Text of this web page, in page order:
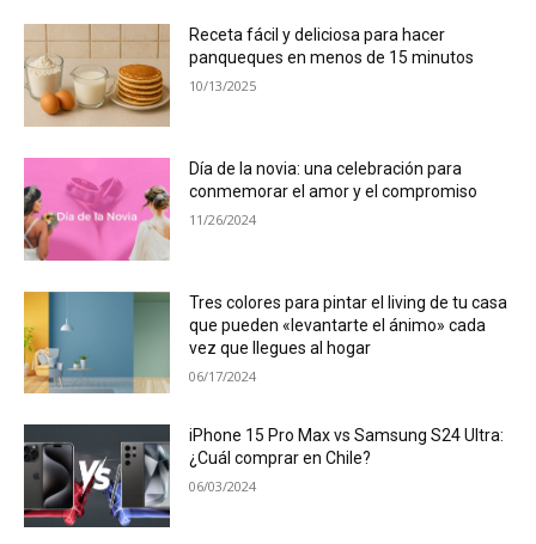
Receta fácil y deliciosa para hacer
panqueques en menos de 15 minutos
10/13/2025
Día de la novia: una celebración para
conmemorar el amor y el compromiso
11/26/2024
Tres colores para pintar el living de tu casa
que pueden «levantarte el ánimo» cada
vez que llegues al hogar
06/17/2024
iPhone 15 Pro Max vs Samsung S24 Ultra:
¿Cuál comprar en Chile?
06/03/2024